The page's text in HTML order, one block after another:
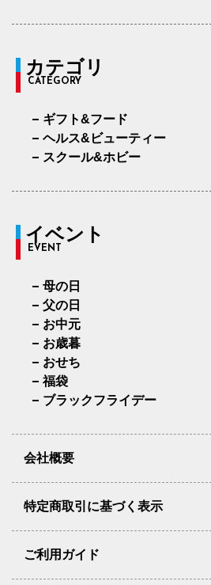
カテゴリ
CATEGORY
ギフト&フード
ヘルス&ビューティー
スクール&ホビー
イベント
EVENT
母の日
父の日
お中元
お歳暮
おせち
福袋
ブラックフライデー
会社概要
特定商取引に基づく表示
ご利用ガイド